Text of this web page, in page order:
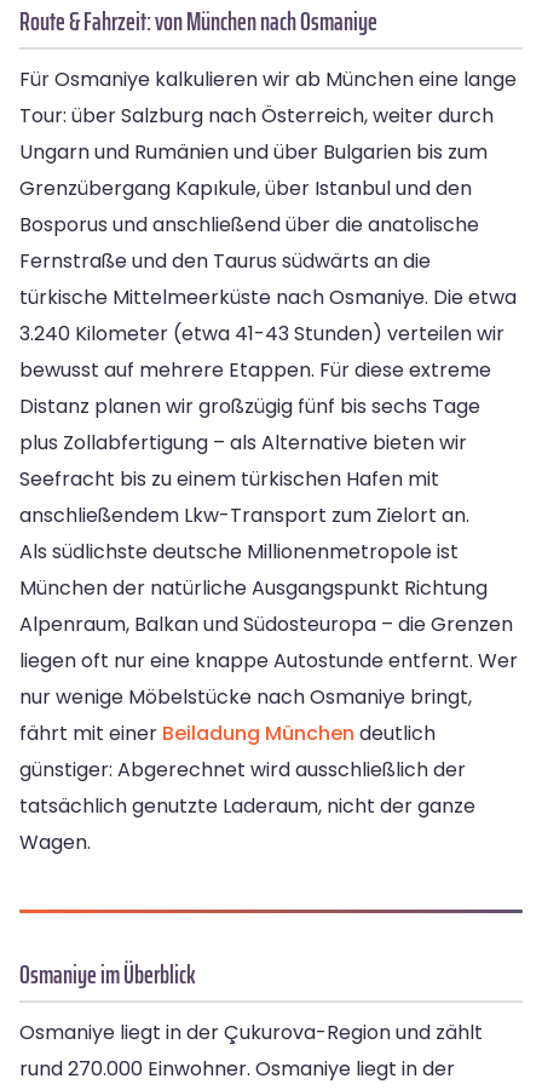
Route & Fahrzeit: von München nach Osmaniye
Für Osmaniye kalkulieren wir ab München eine lange
Tour: über Salzburg nach Österreich, weiter durch
Ungarn und Rumänien und über Bulgarien bis zum
Grenzübergang Kapıkule, über Istanbul und den
Bosporus und anschließend über die anatolische
Fernstraße und den Taurus südwärts an die
türkische Mittelmeerküste nach Osmaniye. Die etwa
3.240 Kilometer (etwa 41-43 Stunden) verteilen wir
bewusst auf mehrere Etappen. Für diese extreme
Distanz planen wir großzügig fünf bis sechs Tage
plus Zollabfertigung – als Alternative bieten wir
Seefracht bis zu einem türkischen Hafen mit
anschließendem Lkw-Transport zum Zielort an.
Als südlichste deutsche Millionenmetropole ist
München der natürliche Ausgangspunkt Richtung
Alpenraum, Balkan und Südosteuropa – die Grenzen
liegen oft nur eine knappe Autostunde entfernt. Wer
nur wenige Möbelstücke nach Osmaniye bringt,
fährt mit einer Beiladung München deutlich
günstiger: Abgerechnet wird ausschließlich der
tatsächlich genutzte Laderaum, nicht der ganze
Wagen.
Osmaniye im Überblick
Osmaniye liegt in der Çukurova-Region und zählt
rund 270.000 Einwohner. Osmaniye liegt in der